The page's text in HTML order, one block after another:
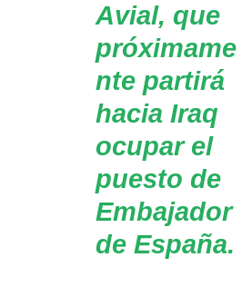
Avial, que
próximame
nte partirá
hacia Iraq
ocupar el
puesto de
Embajador
de España.